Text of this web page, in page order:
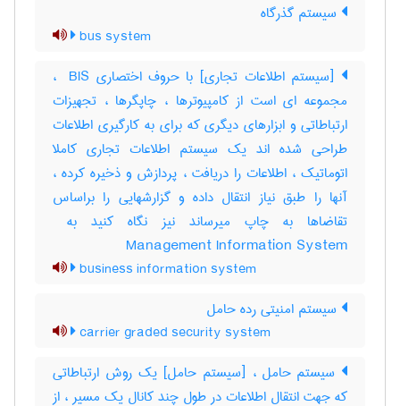
سیستم گذرگاه
bus system
[سیستم اطلاعات تجاری] با حروف اختصاری ‎ BIS ،
مجموعه ای است از کامپیوترها ، چاپگرها ، تجهیزات
ارتباطاتی و ابزارهای دیگری که برای به کارگیری اطلاعات
طراحی شده اند یک سیستم اطلاعات تجاری کاملا
اتوماتیک ، اطلاعات را دریافت ، پردازش و ذخیره کرده ،
آنها را طبق نیاز انتقال داده و گزارشهایی را براساس
Management Information System
business information system
سیستم امنیتی رده حامل
carrier graded security system
سیستم حامل ، [سیستم حامل] یک روش ارتباطاتی
که جهت انتقال اطلاعات در طول چند کانال یک مسیر ، از